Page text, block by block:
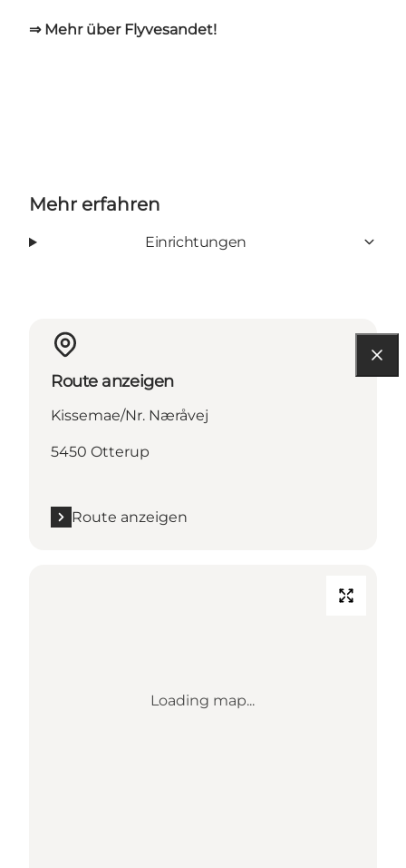
⇒ Mehr über Flyvesandet!
Mehr erfahren
Einrichtungen
Route anzeigen
Kissemae/Nr. Næråvej
5450 Otterup
Route anzeigen
Loading map...